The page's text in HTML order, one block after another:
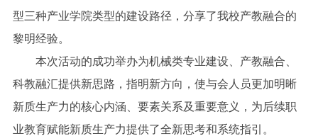
型三种产业学院类型的建设路径，分享了我校产教融合的
黎明经验。
本次活动的成功举办为机械类专业建设、产教融合、
科教融汇提供新思路，指明新方向，使与会人员更加明晰
新质生产力的核心内涵、要素关系及重要意义，为后续职
业教育赋能新质生产力提供了全新思考和系统指引。